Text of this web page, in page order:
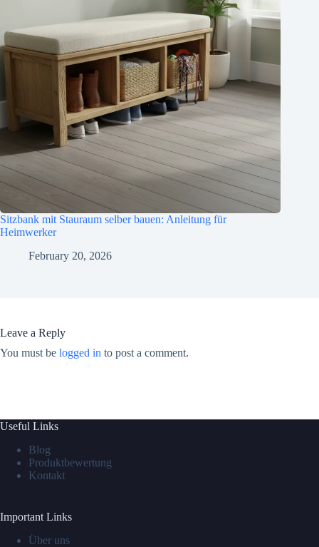
Sitzbank mit Stauraum selber bauen: Anleitung für
Heimwerker
February 20, 2026
Leave a Reply
You must be logged in to post a comment.
Useful Links
Blog
Produktbewertung
Kontakt
Important Links
Über uns